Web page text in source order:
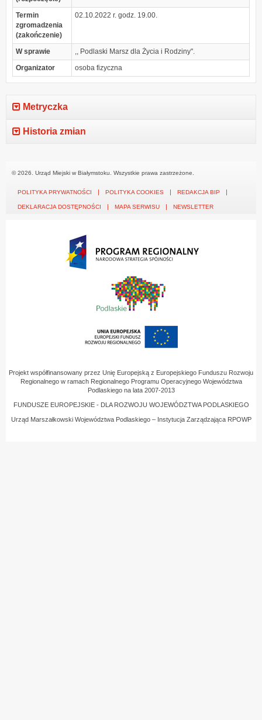
Termin
zgromadzenia
(zakończenie)
02.10.2022 r. godz. 19.00.
W sprawie
,, Podlaski Marsz dla Życia i Rodziny".
Organizator
osoba fizyczna
Metryczka
Historia zmian
© 2026. Urząd Miejski w Białymstoku. Wszystkie prawa zastrzeżone.
POLITYKA PRYWATNOŚCI POLITYKA COOKIES REDAKCJA BIP
DEKLARACJA DOSTĘPNOŚCI MAPA SERWISU NEWSLETTER
Projekt współfinansowany przez Unię Europejską z Europejskiego Funduszu Rozwoju
Regionalnego w ramach Regionalnego Programu Operacyjnego Województwa
Podlaskiego na lata 2007-2013
FUNDUSZE EUROPEJSKIE - DLA ROZWOJU WOJEWÓDZTWA PODLASKIEGO
Urząd Marszałkowski Województwa Podlaskiego – Instytucja Zarządzająca RPOWP